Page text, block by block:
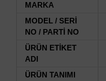
MARKA
MODEL / SERİ
NO / PARTİ NO
ÜRÜN ETİKET
ADI
ÜRÜN TANIMI